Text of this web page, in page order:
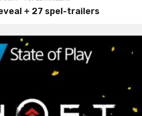
+ 27 spel-trailers